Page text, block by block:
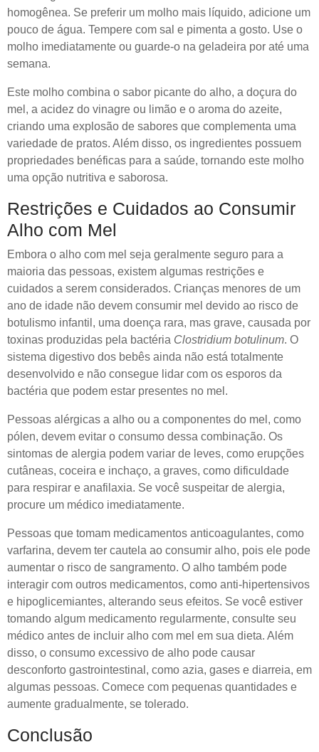
homogênea. Se preferir um molho mais líquido, adicione um
pouco de água. Tempere com sal e pimenta a gosto. Use o
molho imediatamente ou guarde-o na geladeira por até uma
semana.
Este molho combina o sabor picante do alho, a doçura do
mel, a acidez do vinagre ou limão e o aroma do azeite,
criando uma explosão de sabores que complementa uma
variedade de pratos. Além disso, os ingredientes possuem
propriedades benéficas para a saúde, tornando este molho
uma opção nutritiva e saborosa.
Restrições e Cuidados ao Consumir
Alho com Mel
Embora o alho com mel seja geralmente seguro para a
maioria das pessoas, existem algumas restrições e
cuidados a serem considerados. Crianças menores de um
ano de idade não devem consumir mel devido ao risco de
botulismo infantil, uma doença rara, mas grave, causada por
toxinas produzidas pela bactéria Clostridium botulinum. O
sistema digestivo dos bebês ainda não está totalmente
desenvolvido e não consegue lidar com os esporos da
bactéria que podem estar presentes no mel.
Pessoas alérgicas a alho ou a componentes do mel, como
pólen, devem evitar o consumo dessa combinação. Os
sintomas de alergia podem variar de leves, como erupções
cutâneas, coceira e inchaço, a graves, como dificuldade
para respirar e anafilaxia. Se você suspeitar de alergia,
procure um médico imediatamente.
Pessoas que tomam medicamentos anticoagulantes, como
varfarina, devem ter cautela ao consumir alho, pois ele pode
aumentar o risco de sangramento. O alho também pode
interagir com outros medicamentos, como anti-hipertensivos
e hipoglicemiantes, alterando seus efeitos. Se você estiver
tomando algum medicamento regularmente, consulte seu
médico antes de incluir alho com mel em sua dieta. Além
disso, o consumo excessivo de alho pode causar
desconforto gastrointestinal, como azia, gases e diarreia, em
algumas pessoas. Comece com pequenas quantidades e
aumente gradualmente, se tolerado.
Conclusão